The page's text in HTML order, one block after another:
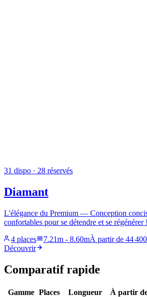
31 dispo · 28 réservés
Diamant
L'élégance du Premium — Conception
confortables pour se détendre et se régénérer !
4 places
7.21m - 8.60mÀ partir de 44
Découvrir
Comparatif rapide
Gamme Places Longueur À partir